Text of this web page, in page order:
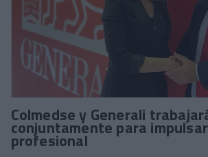
Colmedse y Generali
conjuntamente para
profesional